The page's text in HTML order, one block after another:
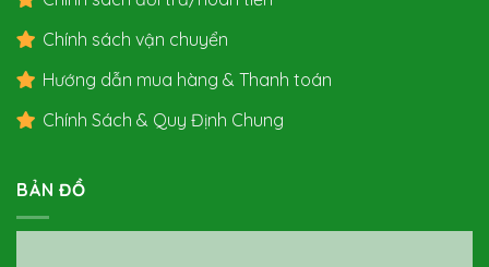
Chính sách vận chuyển
Hướng dẫn mua hàng & Thanh toán
Chính Sách & Quy Định Chung
BẢN ĐỒ